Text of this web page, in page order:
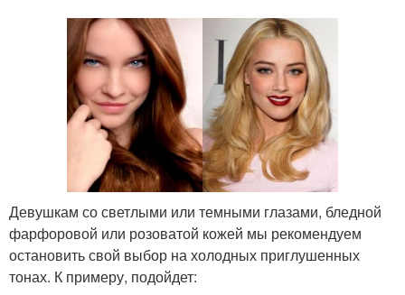
Девушкам со светлыми или темными глазами, бледной
фарфоровой или розоватой кожей мы рекомендуем
остановить свой выбор на холодных приглушенных
тонах. К примеру, подойдет: